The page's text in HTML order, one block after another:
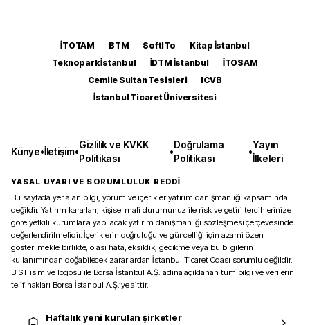
İTOTAM BTM SoftITo
Kitap İstanbul
Teknopark İstanbul
İDTM İstanbul
İTOSAM
Cemile Sultan Tesisleri
ICVB
İstanbul Ticaret Üniversitesi
Künye•İletişim•
Gizlilik ve KVKK
Politikası
•
Doğrulama
Politikası
•
Yayın
İlkeleri
YASAL UYARI VE SORUMLULUK REDDİ
Bu sayfada yer alan bilgi, yorum ve içerikler yatırım danışmanlığı kapsamında
değildir. Yatırım kararları, kişisel mali durumunuz ile risk ve getiri tercihlerinize
göre yetkili kurumlarla yapılacak yatırım danışmanlığı sözleşmesi çerçevesinde
değerlendirilmelidir. İçeriklerin doğruluğu ve güncelliği için azami özen
gösterilmekle birlikte, olası hata, eksiklik, gecikme veya bu bilgilerin
kullanımından doğabilecek zararlardan İstanbul Ticaret Odası sorumlu değildir.
BIST isim ve logosu ile Borsa İstanbul A.Ş. adına açıklanan tüm bilgi ve verilerin
telif hakları Borsa İstanbul A.Ş.’ye aittir.
Haftalık yeni kurulan şirketler